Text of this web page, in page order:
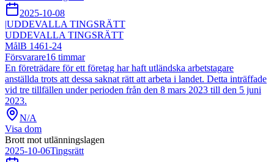
2025-10-08
|UDDEVALLA TINGSRÄTT
UDDEVALLA TINGSRÄTT
MålB 1461-24
Försvarare16 timmar
En företrädare för ett företag har haft utländska arbetstagare
anställda trots att dessa saknat rätt att arbeta i landet. Detta inträffade
vid tre tillfällen under perioden från den 8 mars 2023 till den 5 juni
2023.
N/A
Visa dom
Brott mot utlänningslagen
2025-10-06Tingsrätt